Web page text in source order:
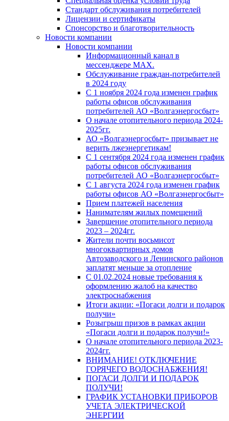
Стандарт обслуживания потребителей
Лицензии и сертификаты
Спонсорство и благотворительность
Новости компании
Новости компании
Информационный канал в
мессенджере MAX.
Обслуживание граждан-потребителей
в 2024 году
С 1 ноября 2024 года изменен график
работы офисов обслуживания
потребителей АО «Волгаэнергосбыт»
О начале отопительного периода 2024-
2025гг.
АО «Волгаэнергосбыт» призывает не
верить лжеэнергетикам!
С 1 сентября 2024 года изменен график
работы офисов обслуживания
потребителей АО «Волгаэнергосбыт»
С 1 августа 2024 года изменен график
работы офисов АО «Волгаэнергосбыт»
Прием платежей населения
Нанимателям жилых помещений
Завершение отопительного периода
2023 – 2024гг.
Жители почти восьмисот
многоквартирных домов
Автозаводского и Ленинского районов
заплатят меньше за отопление
С 01.02.2024 новые требования к
оформлению жалоб на качество
электроснабжения
Итоги акции: «Погаси долги и подарок
получи»
Розыгрыш призов в рамках акции
«Погаси долги и подарок получи!»
О начале отопительного периода 2023-
2024гг.
ВНИМАНИЕ! ОТКЛЮЧЕНИЕ
ГОРЯЧЕГО ВОДОСНАБЖЕНИЯ!
ПОГАСИ ДОЛГИ И ПОДАРОК
ПОЛУЧИ!
ГРАФИК УСТАНОВКИ ПРИБОРОВ
УЧЕТА ЭЛЕКТРИЧЕСКОЙ
ЭНЕРГИИ